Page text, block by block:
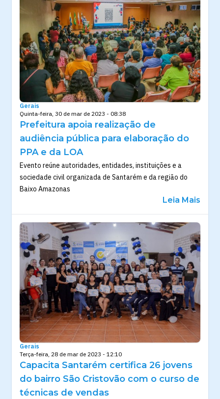
Gerais
Quinta-feira, 30 de mar de 2023 - 08:38
Prefeitura apoia realização de
audiência pública para elaboração do
PPA e da LOA
Evento reúne autoridades, entidades, instituições e a
sociedade civil organizada de Santarém e da região do
Baixo Amazonas
Leia Mais
Gerais
Terça-feira, 28 de mar de 2023 - 12:10
Capacita Santarém certifica 26 jovens
do bairro São Cristovão com o curso de
técnicas de vendas